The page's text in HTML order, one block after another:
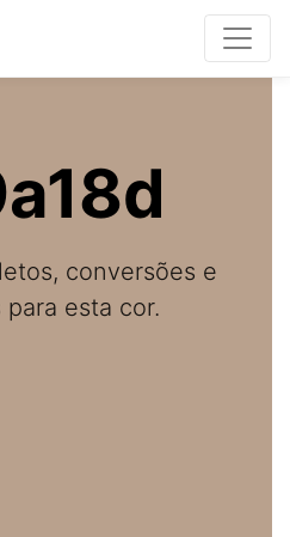
conversões e
para esta cor.